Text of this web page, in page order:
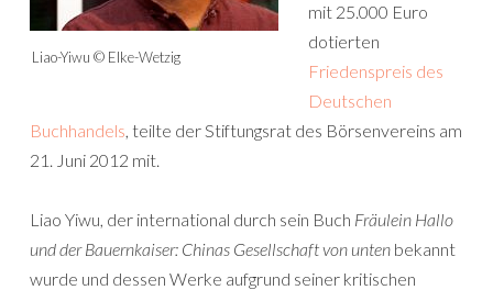
Liao-Yiwu © Elke-Wetzig
mit 25.000 Euro
dotierten
Friedenspreis des
Deutschen
Buchhandels, teilte der Stiftungsrat des Börsenvereins am
21. Juni 2012 mit.
Liao Yiwu, der international durch sein Buch Fräulein Hallo
und der Bauernkaiser: Chinas Gesellschaft von unten bekannt
wurde und dessen Werke aufgrund seiner kritischen